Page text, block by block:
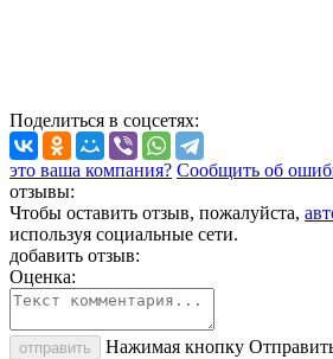
Поделиться в соцсетях:
это ваша компания? Сообщить об
отзывы:
Чтобы оставить отзыв, пожалуйста,
используя социальные сети.
добавить отзыв:
Оценка:
отправить
Нажимая кнопку